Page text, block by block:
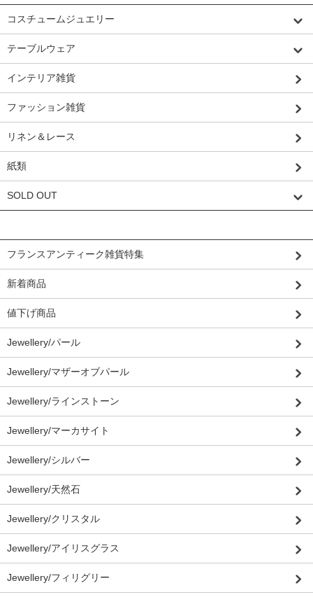
コスチュームジュエリー
テーブルウェア
インテリア雑貨
ファッション雑貨
リネン＆レース
紙類
SOLD OUT
フランスアンティーク雑貨特集
新着商品
値下げ商品
Jewellery/パール
Jewellery/マザーオブパール
Jewellery/ラインストーン
Jewellery/マーカサイト
Jewellery/シルバー
Jewellery/天然石
Jewellery/クリスタル
Jewellery/アイリスグラス
Jewellery/フィリグリー